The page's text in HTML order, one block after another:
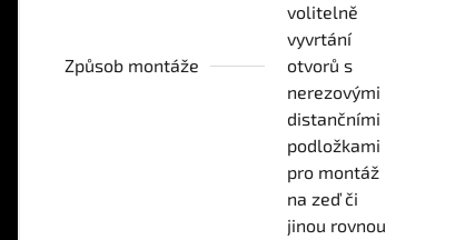
Způsob montáže
volitelně
vyvrtání
otvorů s
nerezovými
distančními
podložkami
pro montáž
na zeď či
jinou rovnou